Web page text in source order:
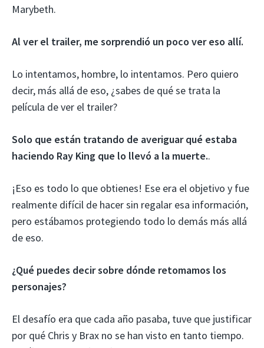
Marybeth.
Al ver el trailer, me sorprendió un poco ver eso allí.
Lo intentamos, hombre, lo intentamos. Pero quiero
decir, más allá de eso, ¿sabes de qué se trata la
película de ver el trailer?
Solo que están tratando de averiguar qué estaba
haciendo Ray King que lo llevó a la muerte..
¡Eso es todo lo que obtienes! Ese era el objetivo y fue
realmente difícil de hacer sin regalar esa información,
pero estábamos protegiendo todo lo demás más allá
de eso.
¿Qué puedes decir sobre dónde retomamos los
personajes?
El desafío era que cada año pasaba, tuve que justificar
por qué Chris y Brax no se han visto en tanto tiempo.